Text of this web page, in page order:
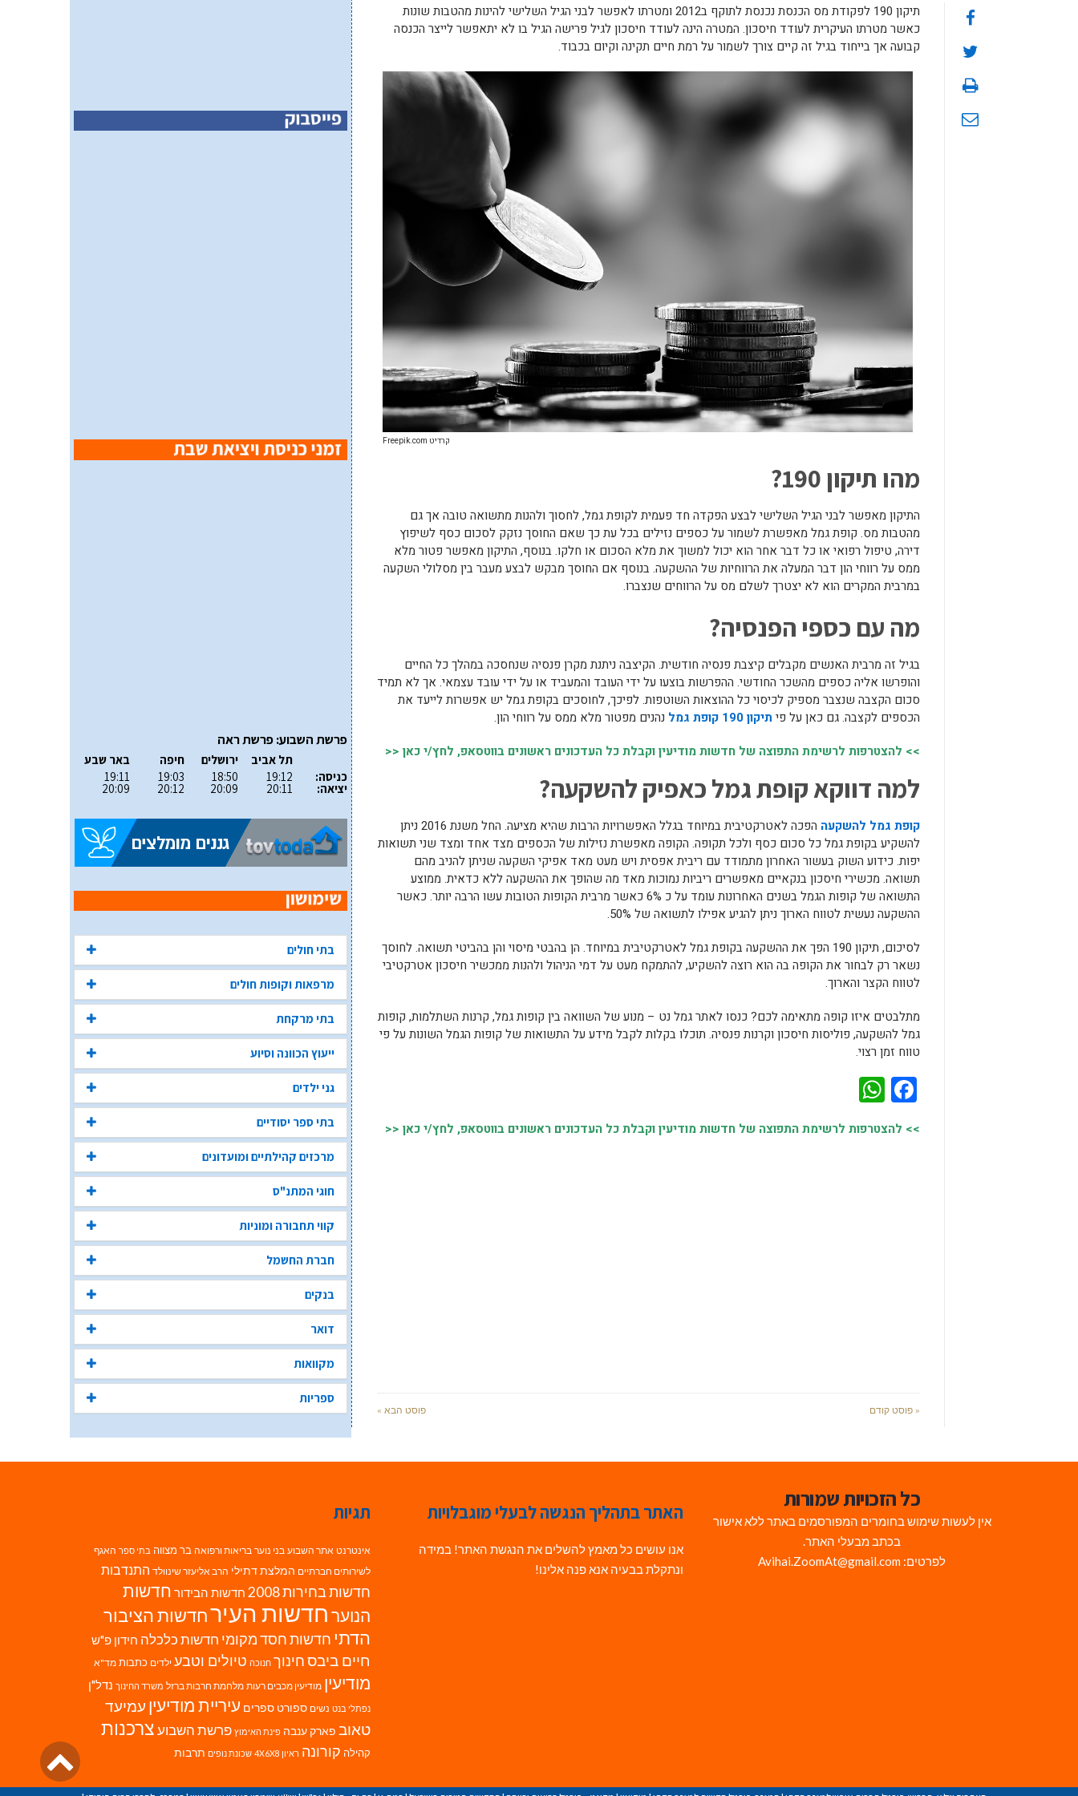
תיקון 190 לפקודת מס הכנסת נכנסת לתוקף ב2012 ומטרתו לאפשר לבני הגיל השלישי להינות מהטבות שונות
כאשר מטרתו העיקרית לעודד חיסכון. המטרה הינה לעודד חיסכון לגיל פרישה הגיל בו לא יתאפשר לייצר הכנסה
קבועה אך בייחוד בגיל זה קיים צורך לשמור על רמת חיים תקינה וקיום בכבוד.
קרדיט Freepik.com
מהו תיקון 190?
התיקון מאפשר לבני הגיל השלישי לבצע הפקדה חד פעמית לקופת גמל, לחסוך ולהנות מתשואה טובה אך גם
מהטבות מס. קופת גמל מאפשרת לשמור על כספים נזילים בכל עת כך שאם החוסך נזקק לסכום כסף לשיפוץ
דירה, טיפול רפואי או כל דבר אחר הוא יכול למשוך את מלא הסכום או חלקו. בנוסף, התיקון מאפשר פטור מלא
ממס על רווחי הון דבר המעלה את הרווחיות של ההשקעה. בנוסף אם החוסך מבקש לבצע מעבר בין מסלולי השקעה
במרבית המקרים הוא לא יצטרך לשלם מס על הרווחים שנצברו.
מה עם כספי הפנסיה?
בגיל זה מרבית האנשים מקבלים קיצבת פנסיה חודשית. הקיצבה ניתנת מקרן פנסיה שנחסכה במהלך כל החיים
והופרשו אליה כספים מהשכר החודשי. ההפרשות בוצעו על ידי העובד והמעביד או על ידי עובד עצמאי. אך לא תמיד
סכום הקצבה שנצבר מספיק לכיסוי כל ההוצאות השוטפות. לפיכך, לחוסכים בקופת גמל יש אפשרות לייעד את
הכספים לקצבה. גם כאן על פי תיקון 190 קופת גמל
נהנים מפטור מלא ממס על רווחי הון.
>> להצטרפות לרשימת התפוצה של חדשות מודיעין וקבלת כל העדכונים ראשונים בווטסאפ, לחץ/י כאן <<
למה דווקא קופת גמל כאפיק להשקעה?
קופת גמל להשקעה
הפכה לאטרקטיבית במיוחד בגלל האפשרויות הרבות שהיא מציעה. החל משנת 2016 ניתן
להשקיע בקופת גמל כל סכום כסף ולכל תקופה. הקופה מאפשרת נזילות של הכספים מצד אחד ומצד שני תשואות
יפות. כידוע השוק בעשור האחרון מתמודד עם ריבית אפסית ויש מעט מאד אפיקי השקעה שניתן להניב מהם
תשואה. מכשירי חיסכון בנקאיים מאפשרים ריביות נמוכות מאד מה שהופך את ההשקעה ללא כדאית. ממוצע
התשואה של קופות הגמל בשנים האחרונות עומד על כ 6% כאשר מרבית הקופות הטובות עשו הרבה יותר. כאשר
ההשקעה נעשית לטווח הארוך ניתן להגיע אפילו לתשואה של 50%.
לסיכום, תיקון 190 הפך את ההשקעה בקופת גמל לאטרקטיבית במיוחד. הן בהבטי מיסוי והן בהביטי תשואה. לחוסך
נשאר רק לבחור את הקופה בה הוא רוצה להשקיע, להתמקח מעט על דמי הניהול ולהנות ממכשיר חיסכון אטרקטיבי
לטווח הקצר והארוך.
מתלבטים איזו קופה מתאימה לכם? כנסו לאתר גמל נט – מנוע של השוואה בין קופות גמל, קרנות השתלמות, קופות
גמל להשקעה, פוליסות חיסכון וקרנות פנסיה. תוכלו בקלות לקבל מידע על התשואות של קופות הגמל השונות על פי
טווח זמן רצוי.
Facebook
>> להצטרפות לרשימת התפוצה של חדשות מודיעין וקבלת כל העדכונים ראשונים בווטסאפ, לחץ/י כאן <<
« פוסט קודם פוסט הבא »
פרשת השבוע: פרשת ראה
כניסה:
יציאה:
תל אביב
19:12
20:11
ירושלים
18:50
20:09
חיפה
19:03
20:12
באר שבע
19:11
20:09
בתי חולים
מרפאות וקופות חולים
בתי מרקחת
ייעוץ הכוונה וסיוע
גני ילדים
בתי ספר יסודיים
מרכזים קהילתיים ומועדונים
חוגי המתנ"ס
קווי תחבורה ומוניות
חברת החשמל
בנקים
דואר
מקוואות
ספריות
כל הזכויות שמורות
אין לעשות שימוש בחומרים המפורסמים באתר ללא אישור
בכתב מבעלי האתר.
לפרטים: Avihai.ZoomAt@gmail.com
האתר בתהליך הנגשה לבעלי מוגבלויות
אנו עושים כל מאמץ להשלים את הנגשת האתר! במידה
ונתקלת בבעיה אנא פנה אלינו!
תגיות
אינטרנט אתר השבוע בני נוער בריאות ורפואה בר מצווה בתי ספר האגף
לשירותים חברתיים המלצת דתילי הרב אליעזר שינוולד התנדבות
חדשות בחירות 2008 חדשות הבידור חדשות
הנוערחדשות העירחדשות הציבור
הדתי חדשות חסד מקומי חדשות כלכלה חידון פ"ש
חיים ביבסחינוך חנוכה טיולים וטבע ילדים כתבות מד"א
מודיעין מודיעין מכבים רעות מלחמת חרבות ברזל משרד החינוך נדל"ן
נפתלי בנט נשים ספורט ספרים עיריית מודיעין עמיעד
טאוב פארק ענבה פינת האימוץ פרשת השבועצרכנות
קהילה קורונה ראיון 4X6X8 שכונת נופים תרבות